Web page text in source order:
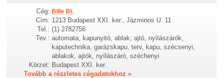
Cég: Bille Bt.
Cím: 1213 Budapest XXI. ker., Jázminos U. 11
Tel.: (1) 2782756
Tev.: automata, kapunyitó, ablak, ajtó, nyílászárók,
kaputechnika, garázskapu, terv, kapu, szécsenyi,
ablakok, ajtók, nyílászáró, széchenyi
Körzet: Budapest XXI. ker.
Tovább a részletes cégadatokhoz »